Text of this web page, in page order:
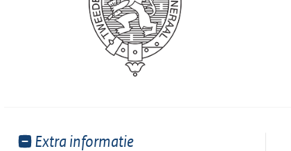
Toon
Extra informatie